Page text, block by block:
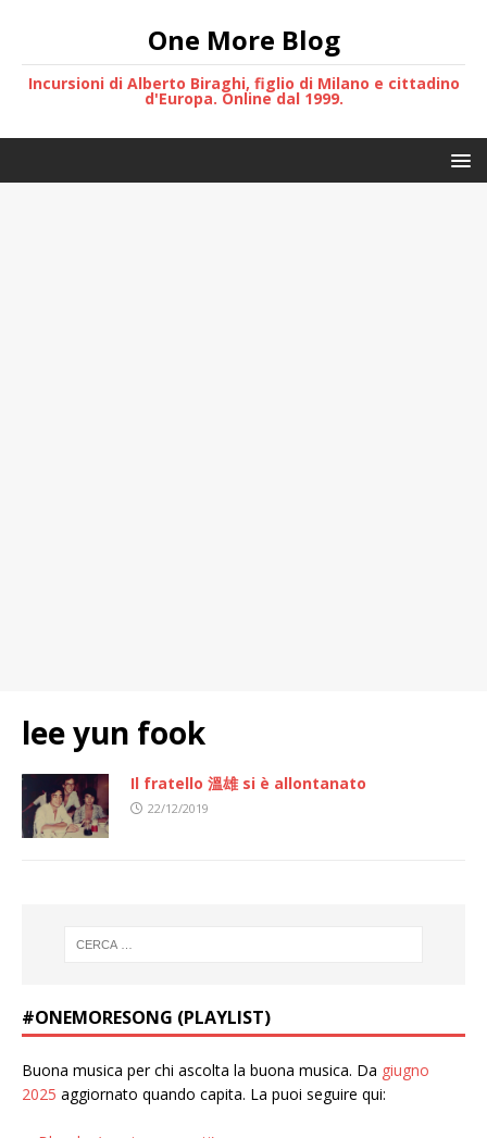
One More Blog
Incursioni di Alberto Biraghi, figlio di Milano e cittadino
d'Europa. Online dal 1999.
lee yun fook
Il fratello 溫雄 si è allontanato
22/12/2019
#ONEMORESONG (PLAYLIST)
Buona musica per chi ascolta la buona musica. Da giugno
2025 aggiornato quando capita. La puoi seguire qui: